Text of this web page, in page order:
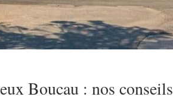
Boucau : nos conseils